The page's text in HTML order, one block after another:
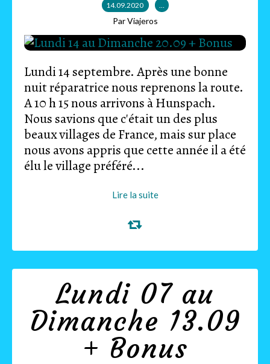
14.09.2020 …
Par Viajeros
Lundi 14 septembre. Après une bonne
nuit réparatrice nous reprenons la route.
A 10 h 15 nous arrivons à Hunspach.
Nous savions que c'était un des plus
beaux villages de France, mais sur place
nous avons appris que cette année il a été
élu le village préféré...
Lire la suite
Lundi 07 au
Dimanche 13.09
+ Bonus